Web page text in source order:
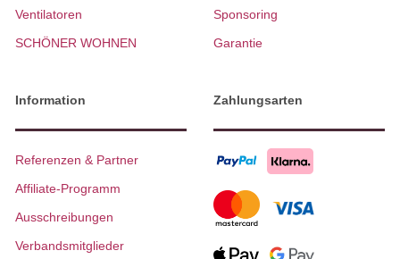
Ventilatoren
SCHÖNER WOHNEN
Sponsoring
Garantie
Information
Referenzen & Partner
Affiliate-Programm
Ausschreibungen
Verbandsmitglieder
Zahlungsarten